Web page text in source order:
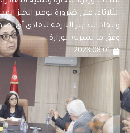
الثلاثاء، على ضرورة توفير الخبز
واتخاذ التدابير اللازمة لتفادي
وفق ما نشرته الوزارة.
2023.08.01